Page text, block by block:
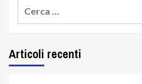
Articoli recenti